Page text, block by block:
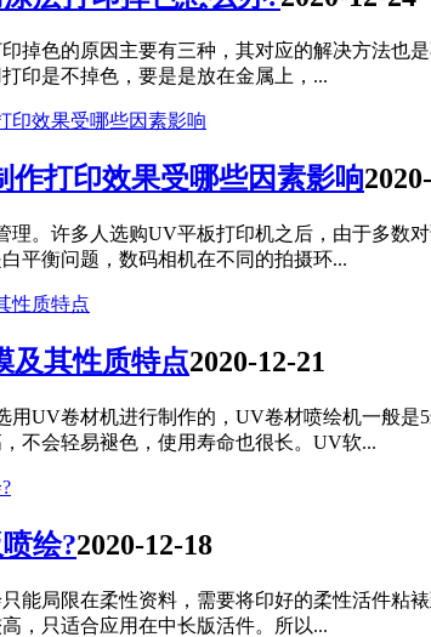
掉色的原因主要有三种，其对应的解决方法也
印是不掉色，要是是放在金属上，...
作打印效果受哪些因素影响
理。许多人选购UV平板打印机之后，由于多数
平衡问题，数码相机在不同的拍摄环...
及其性质特点2020-12-21
用UV卷材机进行制作的，UV卷材喷绘机一般
不会轻易褪色，使用寿命也很长。UV软...
绘?2020-12-18
能局限在柔性资料，需要将印好的柔性活件粘
，只适合应用在中长版活件。所以...